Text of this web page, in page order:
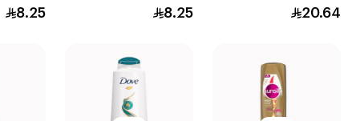
مغذية لشعر أكثر نعومة
20.64
8.25
8.25